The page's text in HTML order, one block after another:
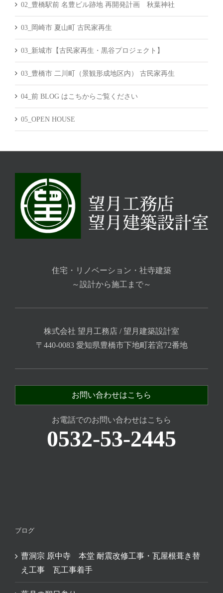
02_豊橋駅前 名豊ビル跡地 再開発計画 秋葉神社
03_岡崎市 夏山町 古民家再生
03_新城市【古民家再生・黒谷プロジェクト】
03_豊橋市 二川町（景観形成地区内） 古民家再生
04_前 BLOG はこちからご覧ください
05_OPEN HOUSE
住宅・リノベーション・社寺建築
～設計から施工まで～
株式会社 望月工務店 / 望月建築設計室
〒440-0083 愛知県豊橋市下地町若宮72番地
お問い合わせはこちら
お電話でのお問い合わせはこちら
0532-53-2445
ブログ
曹洞宗 原中寺 本堂 耐震改修工事・瓦屋根葺き替
え工事 瓦工事着手